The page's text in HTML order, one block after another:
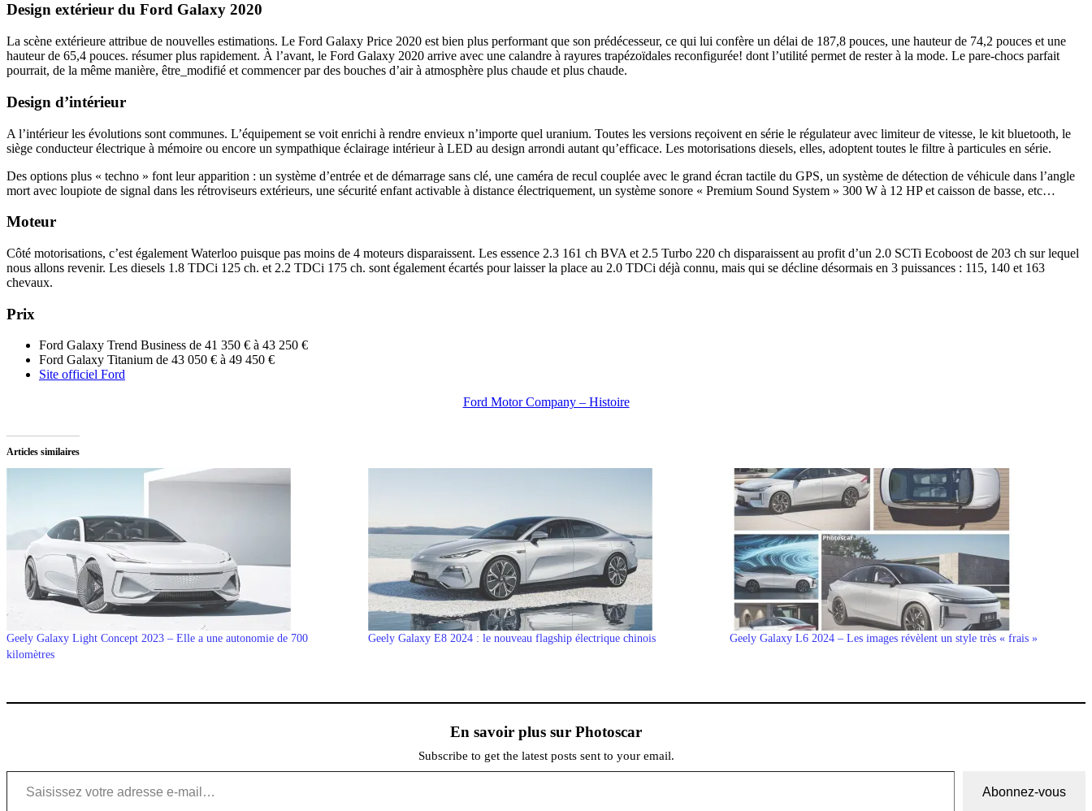
Design extérieur du Ford Galaxy 2020
La scène extérieure attribue de nouvelles estimations. Le Ford Galaxy Price 2020 est bien plus performant que son prédécesseur, ce qui lui confère un délai de 187,8 pouces, une hauteur de 74,2 pouces et une
hauteur de 65,4 pouces. résumer plus rapidement. À l’avant, le Ford Galaxy 2020 arrive avec une calandre à rayures trapézoïdales reconfigurée! dont l’utilité permet de rester à la mode. Le pare-chocs parfait
pourrait, de la même manière, être_modifié et commencer par des bouches d’air à atmosphère plus chaude et plus chaude.
Design d’intérieur
A l’intérieur les évolutions sont communes. L’équipement se voit enrichi à rendre envieux n’importe quel uranium. Toutes les versions reçoivent en série le régulateur avec limiteur de vitesse, le kit bluetooth, le
siège conducteur électrique à mémoire ou encore un sympathique éclairage intérieur à LED au design arrondi autant qu’efficace. Les motorisations diesels, elles, adoptent toutes le filtre à particules en série.
Des options plus « techno » font leur apparition : un système d’entrée et de démarrage sans clé, une caméra de recul couplée avec le grand écran tactile du GPS, un système de détection de véhicule dans l’angle
mort avec loupiote de signal dans les rétroviseurs extérieurs, une sécurité enfant activable à distance électriquement, un système sonore « Premium Sound System » 300 W à 12 HP et caisson de basse, etc…
Moteur
Côté motorisations, c’est également Waterloo puisque pas moins de 4 moteurs disparaissent. Les essence 2.3 161 ch BVA et 2.5 Turbo 220 ch disparaissent au profit d’un 2.0 SCTi Ecoboost de 203 ch sur lequel
nous allons revenir. Les diesels 1.8 TDCi 125 ch. et 2.2 TDCi 175 ch. sont également écartés pour laisser la place au 2.0 TDCi déjà connu, mais qui se décline désormais en 3 puissances : 115, 140 et 163
chevaux.
Prix
Ford Galaxy Trend Business de 41 350 € à 43 250 €
Ford Galaxy Titanium de 43 050 € à 49 450 €
Site officiel Ford
Ford Motor Company – Histoire
Articles similaires
Geely Galaxy Light Concept 2023 – Elle a une autonomie de 700
kilomètres
Geely Galaxy E8 2024 : le nouveau flagship électrique chinois Geely Galaxy L6 2024 – Les images révèlent un style très « frais »
En savoir plus sur Photoscar
Subscribe to get the latest posts sent to your email.
Saisissez votre adresse e-mail…
Abonnez-vous